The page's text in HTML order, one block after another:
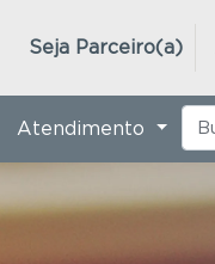
Seja Parceiro(a)
Atendimento